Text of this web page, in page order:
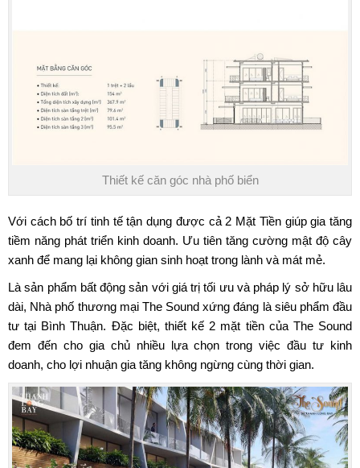
Thiết kế căn góc nhà phố biển
Với cách bố trí tinh tế tận dụng được cả 2 Mặt Tiền giúp gia tăng
tiềm năng phát triển kinh doanh. Ưu tiên tăng cường mật độ cây
xanh để mang lại không gian sinh hoạt trong lành và mát mẻ.
Là sản phẩm bất động sản với giá trị tối ưu và pháp lý sở hữu lâu
dài, Nhà phố thương mại The Sound xứng đáng là siêu phẩm đầu
tư tại Bình Thuận. Đặc biệt, thiết kế 2 mặt tiền của The Sound
đem đến cho gia chủ nhiều lựa chọn trong việc đầu tư kinh
doanh, cho lợi nhuận gia tăng không ngừng cùng thời gian.